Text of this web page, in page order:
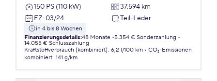
150 PS (110 kW)
37.594 km
EZ: 03/24 Teil-Leder
in 4 bis 8 Wochen
Finanzierungsdetails:48 Monate 5.354 € Sonderzahlung
14.055 € Schlusszahlung
Kraftstoffverbrauch (kombiniert): 6,2 l/100 km
CO₂-Emissionen
kombiniert: 141 g/km